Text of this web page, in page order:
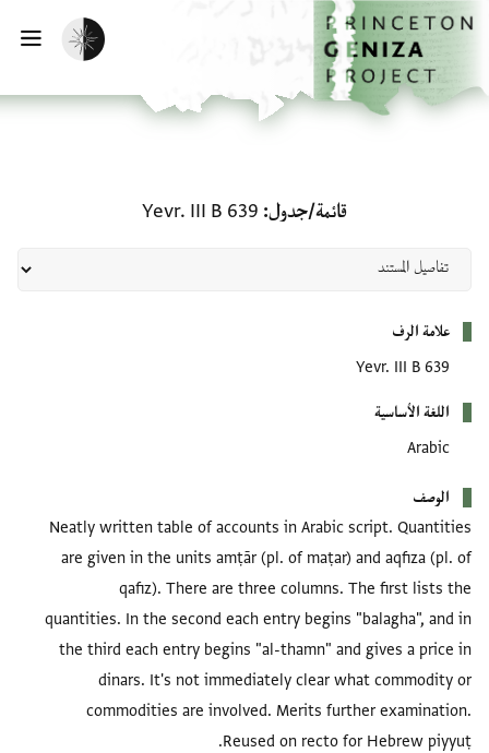
تخطي إلى المحتوى الرئيسي
الصفحة الرئيسية
تفعيل الوضع المظلم
قائمة/جدول Yevr. III B 639
علامة الرف
Yevr. III B 639
اللغة الأساسية
Arabic
الوصف
Neatly written table of accounts in Arabic script. Quantities
are given in the units amṭār (pl. of maṭar) and aqfiza (pl. of
qafiz). There are three columns. The first lists the
quantities. In the second each entry begins "balagha", and in
the third each entry begins "al-thamn" and gives a price in
dinars. It's not immediately clear what commodity or
commodities are involved. Merits further examination.
Reused on recto for Hebrew piyyuṭ.